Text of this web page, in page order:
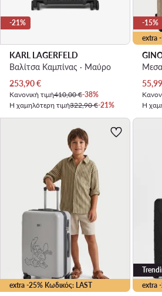
-21%
KARL LAGERFELD
Βαλίτσα Καμπίνας · Μαύρο
Τρέχουσα τιμή
253,90€
Κανονική τιμή410,00 €-38%
Η χαμηλότερη τιμή322,90 €-21%
extra
-15%
55,99
Η
extra -25% Κωδικός: LAST extra